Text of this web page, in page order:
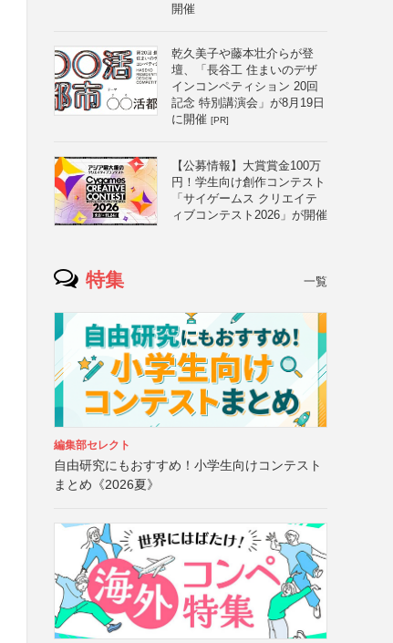
開催
乾久美子や藤本壮介らが登
壇、「長谷工 住まいのデザ
インコンペティション 20回
記念 特別講演会」が8月19日
に開催 [PR]
【公募情報】大賞賞金100万
円！学生向け創作コンテスト
「サイゲームス クリエイテ
ィブコンテスト2026」が開催
特集 一覧
編集部セレクト
自由研究にもおすすめ！小学生向けコンテスト
まとめ《2026夏》